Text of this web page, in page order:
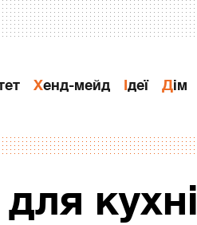
Хенд-мейд Ідеї Дiм
кухні